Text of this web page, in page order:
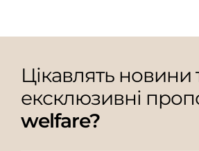
Цікавлять новини
ексклюзивні
welfare?